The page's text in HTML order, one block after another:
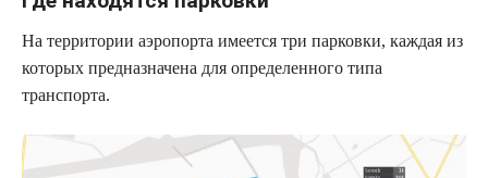
На территории аэропорта имеется три парковки, каждая из
которых предназначена для определенного типа
транспорта.